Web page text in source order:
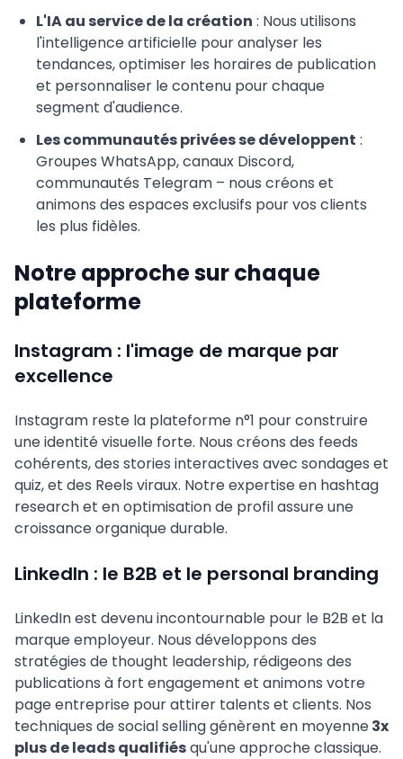
L'IA au service de la création : Nous utilisons
l'intelligence artificielle pour analyser les
tendances, optimiser les horaires de publication
et personnaliser le contenu pour chaque
segment d'audience.
Les communautés privées se développent :
Groupes WhatsApp, canaux Discord,
communautés Telegram – nous créons et
animons des espaces exclusifs pour vos clients
les plus fidèles.
Notre approche sur chaque
plateforme
Instagram : l'image de marque par
excellence
Instagram reste la plateforme n°1 pour construire
une identité visuelle forte. Nous créons des feeds
cohérents, des stories interactives avec sondages et
quiz, et des Reels viraux. Notre expertise en hashtag
research et en optimisation de profil assure une
croissance organique durable.
LinkedIn : le B2B et le personal branding
LinkedIn est devenu incontournable pour le B2B et la
marque employeur. Nous développons des
stratégies de thought leadership, rédigeons des
publications à fort engagement et animons votre
page entreprise pour attirer talents et clients. Nos
techniques de social selling génèrent en moyenne3x
plus de leads qualifiésqu'une approche classique.